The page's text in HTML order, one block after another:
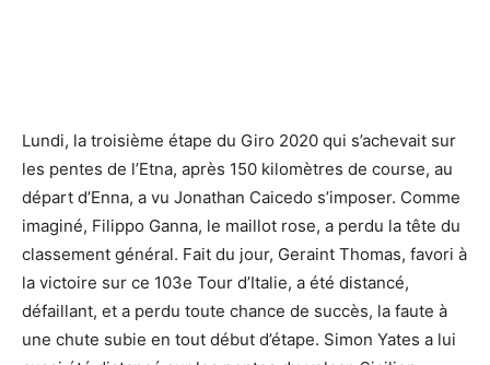
Lundi, la troisième étape du Giro 2020 qui s’achevait sur
les pentes de l’Etna, après 150 kilomètres de course, au
départ d’Enna, a vu Jonathan Caicedo s’imposer. Comme
imaginé, Filippo Ganna, le maillot rose, a perdu la tête du
classement général. Fait du jour, Geraint Thomas, favori à
la victoire sur ce 103e Tour d’Italie, a été distancé,
défaillant, et a perdu toute chance de succès, la faute à
une chute subie en tout début d’étape. Simon Yates a lui